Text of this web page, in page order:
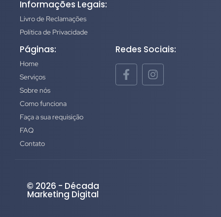
Informações Legais:
Livro de Reclamações
Política de Privacidade
Páginas:
Home
Serviços
Sobre nós
Como funciona
Faça a sua requisição
FAQ
Contato
Redes Sociais:
© 2026 - Década
Marketing Digital